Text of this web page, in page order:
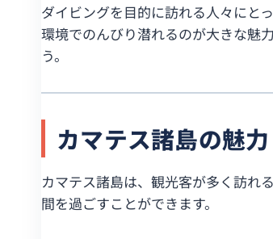
ダイビングを目的に訪れる人々にと
環境でのんびり潜れるのが大きな魅
う。
カマテス諸島の魅力
カマテス諸島は、観光客が多く訪れ
間を過ごすことができます。